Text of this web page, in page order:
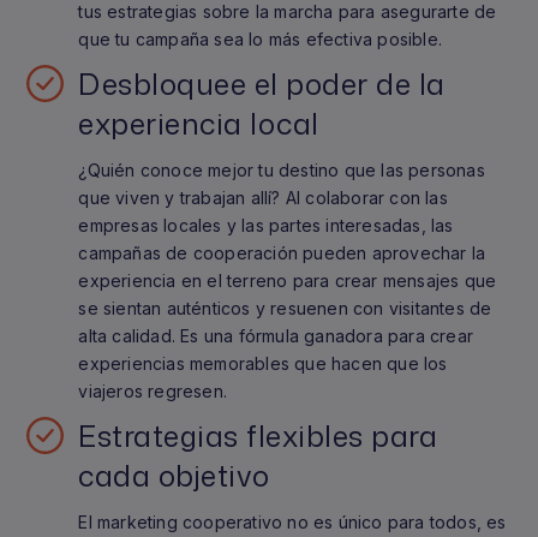
tus estrategias sobre la marcha para asegurarte de
que tu campaña sea lo más efectiva posible.
Desbloquee el poder de la
experiencia local
¿Quién conoce mejor tu destino que las personas
que viven y trabajan allí? Al colaborar con las
empresas locales y las partes interesadas, las
campañas de cooperación pueden aprovechar la
experiencia en el terreno para crear mensajes que
se sientan auténticos y resuenen con visitantes de
alta calidad. Es una fórmula ganadora para crear
experiencias memorables que hacen que los
viajeros regresen.
Estrategias flexibles para
cada objetivo
El marketing cooperativo no es único para todos, es